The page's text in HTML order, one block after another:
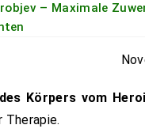
– Maximale
Körpers vom
Therapie.